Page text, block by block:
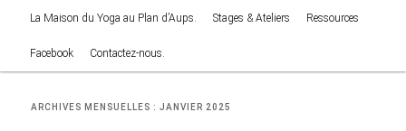
La Maison du Yoga au Plan d’Aups. Stages & Ateliers Ressources
Facebook Contactez-nous.
ARCHIVES MENSUELLES :JANVIER 2025